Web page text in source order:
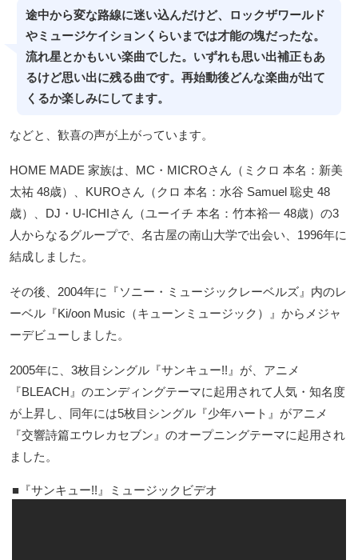
途中から変な路線に迷い込んだけど、ロックザワールド
やミュージケイションくらいまでは才能の塊だったな。
流れ星とかもいい楽曲でした。いずれも思い出補正もあ
るけど思い出に残る曲です。再始動後どんな楽曲が出て
くるか楽しみにしてます。
などと、歓喜の声が上がっています。
HOME MADE 家族は、MC・MICROさん（ミクロ 本名：新美
太祐 48歳）、KUROさん（クロ 本名：水谷 Samuel 聡史 48
歳）、DJ・U-ICHIさん（ユーイチ 本名：竹本裕一 48歳）の3
人からなるグループで、名古屋の南山大学で出会い、1996年に
結成しました。
その後、2004年に『ソニー・ミュージックレーベルズ』内のレ
ーベル『Ki/oon Music（キューンミュージック）』からメジャ
ーデビューしました。
2005年に、3枚目シングル『サンキュー!!』が、アニメ
『BLEACH』のエンディングテーマに起用されて人気・知名度
が上昇し、同年には5枚目シングル『少年ハート』がアニメ
『交響詩篇エウレカセブン』のオープニングテーマに起用され
ました。
『サンキュー!!』ミュージックビデオ